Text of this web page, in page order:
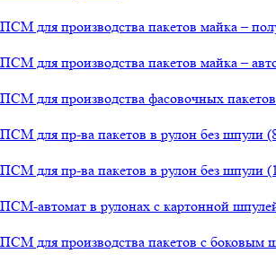
ПСМ для производства пакетов майка –
ПСМ для производства пакетов майка –
ПСМ для производства фасовочных
ПСМ для пр-ва пакетов в рулон без шпули
ПСМ для пр-ва пакетов в рулон без шпули
ПСМ-автомат в рулонах с картонной
ПСМ для производства пакетов с боковым